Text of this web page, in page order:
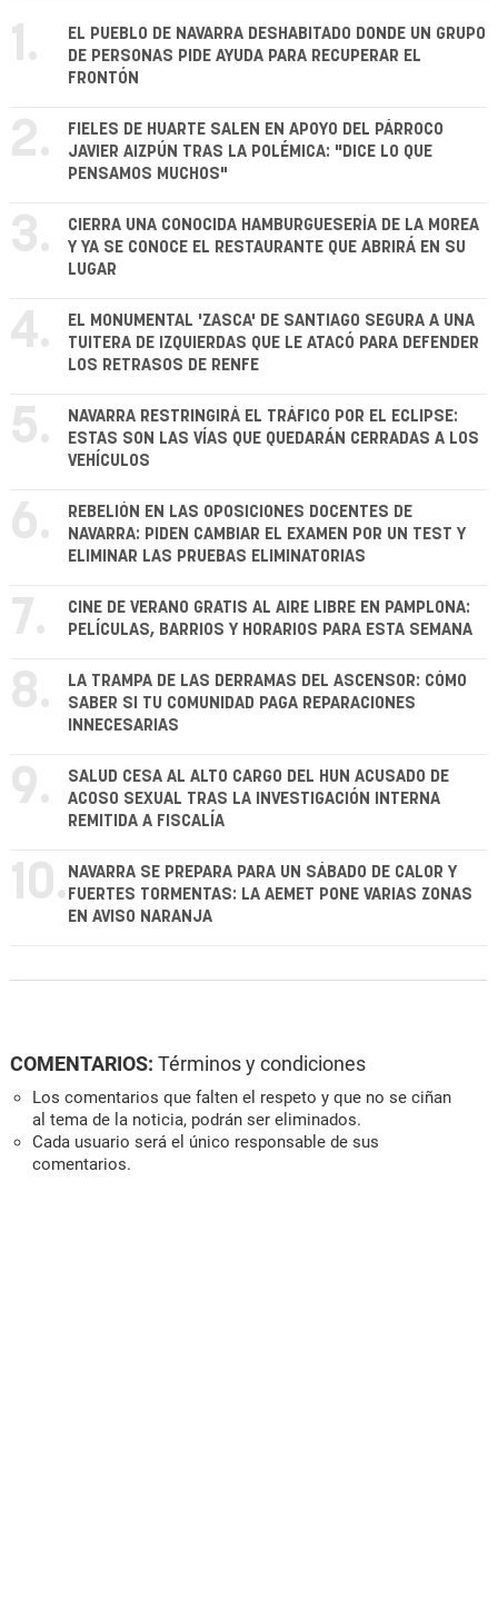
1.
EL PUEBLO DE NAVARRA DESHABITADO DONDE UN GRUPO
DE PERSONAS PIDE AYUDA PARA RECUPERAR EL
FRONTÓN
2.
FIELES DE HUARTE SALEN EN APOYO DEL PÁRROCO
JAVIER AIZPÚN TRAS LA POLÉMICA: "DICE LO QUE
PENSAMOS MUCHOS"
3.
CIERRA UNA CONOCIDA HAMBURGUESERÍA DE LA MOREA
Y YA SE CONOCE EL RESTAURANTE QUE ABRIRÁ EN SU
LUGAR
4.
EL MONUMENTAL 'ZASCA' DE SANTIAGO SEGURA A UNA
TUITERA DE IZQUIERDAS QUE LE ATACÓ PARA DEFENDER
LOS RETRASOS DE RENFE
5.
NAVARRA RESTRINGIRÁ EL TRÁFICO POR EL ECLIPSE:
ESTAS SON LAS VÍAS QUE QUEDARÁN CERRADAS A LOS
VEHÍCULOS
6.
REBELIÓN EN LAS OPOSICIONES DOCENTES DE
NAVARRA: PIDEN CAMBIAR EL EXAMEN POR UN TEST Y
ELIMINAR LAS PRUEBAS ELIMINATORIAS
7.
CINE DE VERANO GRATIS AL AIRE LIBRE EN PAMPLONA:
PELÍCULAS, BARRIOS Y HORARIOS PARA ESTA SEMANA
8.
LA TRAMPA DE LAS DERRAMAS DEL ASCENSOR: CÓMO
SABER SI TU COMUNIDAD PAGA REPARACIONES
INNECESARIAS
9.
SALUD CESA AL ALTO CARGO DEL HUN ACUSADO DE
ACOSO SEXUAL TRAS LA INVESTIGACIÓN INTERNA
REMITIDA A FISCALÍA
10. NAVARRA SE PREPARA PARA UN SÁBADO DE CALOR Y
FUERTES TORMENTAS: LA AEMET PONE VARIAS ZONAS
EN AVISO NARANJA
COMENTARIOS: Términos y condiciones
Los comentarios que falten el respeto y que no se ciñan
al tema de la noticia, podrán ser eliminados.
Cada usuario será el único responsable de sus
comentarios.